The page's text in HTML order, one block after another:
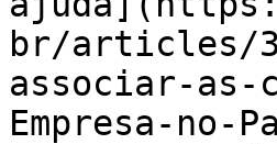
br/articles/
associar-
Empresa-